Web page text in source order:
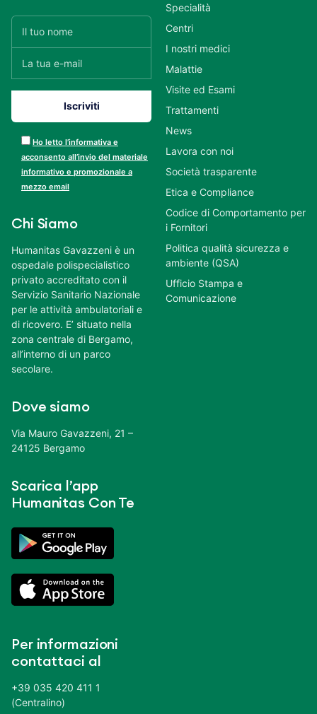
Ho letto l’informativa e
acconsento all’invio del materiale
informativo e promozionale a
mezzo email
Chi Siamo
Humanitas Gavazzeni è un
ospedale polispecialistico
privato accreditato con il
Servizio Sanitario Nazionale
per le attività ambulatoriali e
di ricovero. E’ situato nella
zona centrale di Bergamo,
all’interno di un parco
secolare.
Dove siamo
Via Mauro Gavazzeni, 21 –
24125 Bergamo
Scarica l’app
Humanitas Con Te
Per informazioni
contattaci al
+39 035 420 411 1
(Centralino)
Specialità
Centri
I nostri medici
Malattie
Visite ed Esami
Trattamenti
News
Lavora con noi
Società trasparente
Etica e Compliance
Codice di Comportamento per
i Fornitori
Politica qualità sicurezza e
ambiente (QSA)
Ufficio Stampa e
Comunicazione